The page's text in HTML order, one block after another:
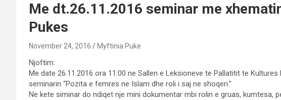
Me dt.26.11.2016 seminar me
Pukes
November 24, 2016 Myftinia Puke
Njoftim:
Me date 26.11.2016 ora 11:00 ne Sallen e Leksioneve te Pallatitit te
seminarin “Pozita e femres ne Islam dhe roli i saj ne shoqeri.”
Ne kete siminar do ndiqet nje mini dokumentar mbi rolin e gruas, kumtesa,